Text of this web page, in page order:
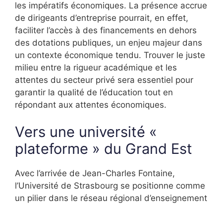
les impératifs économiques. La présence accrue
de dirigeants d’entreprise pourrait, en effet,
faciliter l’accès à des financements en dehors
des dotations publiques, un enjeu majeur dans
un contexte économique tendu. Trouver le juste
milieu entre la rigueur académique et les
attentes du secteur privé sera essentiel pour
garantir la qualité de l’éducation tout en
répondant aux attentes économiques.
Vers une université «
plateforme » du Grand Est
Avec l’arrivée de Jean-Charles Fontaine,
l’Université de Strasbourg se positionne comme
un pilier dans le réseau régional d’enseignement